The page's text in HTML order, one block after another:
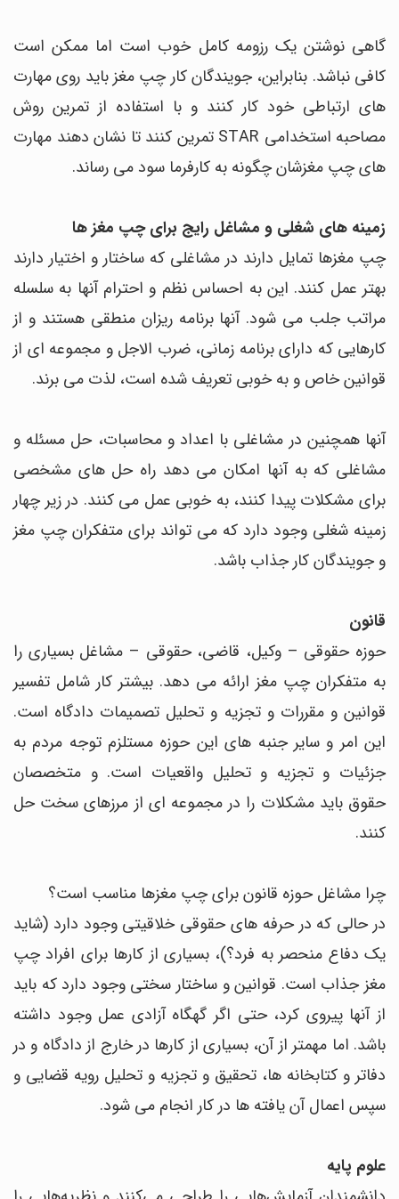
گاهی نوشتن یک رزومه کامل خوب است اما ممکن است
کافی نباشد. بنابراین، جویندگان کار چپ مغز باید روی مهارت
های ارتباطی خود کار کنند و با استفاده از تمرین روش
مصاحبه استخدامی STAR تمرین کنند تا نشان دهند مهارت
های چپ مغزشان چگونه به کارفرما سود می رساند.
زمینه های شغلی و مشاغل رایج برای چپ مغز ها
چپ مغزها تمایل دارند در مشاغلی که ساختار و اختیار دارند
بهتر عمل کنند. این به احساس نظم و احترام آنها به سلسله
مراتب جلب می شود. آنها برنامه ریزان منطقی هستند و از
کارهایی که دارای برنامه زمانی، ضرب الاجل و مجموعه ای از
قوانین خاص و به خوبی تعریف شده است، لذت می برند.
آنها همچنین در مشاغلی با اعداد و محاسبات، حل مسئله و
مشاغلی که به آنها امکان می دهد راه حل های مشخصی
برای مشکلات پیدا کنند، به خوبی عمل می کنند. در زیر چهار
زمینه شغلی وجود دارد که می تواند برای متفکران چپ مغز
و جویندگان کار جذاب باشد.
قانون
حوزه حقوقی – وکیل، قاضی، حقوقی – مشاغل بسیاری را
به متفکران چپ مغز ارائه می دهد. بیشتر کار شامل تفسیر
قوانین و مقررات و تجزیه و تحلیل تصمیمات دادگاه است.
این امر و سایر جنبه های این حوزه مستلزم توجه مردم به
جزئیات و تجزیه و تحلیل واقعیات است. و متخصصان
حقوق باید مشکلات را در مجموعه ای از مرزهای سخت حل
کنند.
چرا مشاغل حوزه قانون برای چپ مغزها مناسب است؟
در حالی که در حرفه های حقوقی خلاقیتی وجود دارد (شاید
یک دفاع منحصر به فرد؟)، بسیاری از کارها برای افراد چپ
مغز جذاب است. قوانین و ساختار سختی وجود دارد که باید
از آنها پیروی کرد، حتی اگر گهگاه آزادی عمل وجود داشته
باشد. اما مهمتر از آن، بسیاری از کارها در خارج از دادگاه و در
دفاتر و کتابخانه ها، تحقیق و تجزیه و تحلیل رویه قضایی و
سپس اعمال آن یافته ها در کار انجام می شود.
علوم پایه